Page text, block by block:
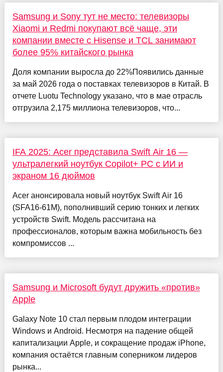
Samsung и Sony тут не место: телевизоры
Xiaomi и Redmi покупают всё чаще, эти
компании вместе с Hisense и TCL занимают
более 95% китайского рынка
Доля компании выросла до 22%Появились данные
за май 2026 года о поставках телевизоров в Китай. В
отчете Luotu Technology указано, что в мае отрасль
отгрузила 2,175 миллиона телевизоров, что...
IFA 2025: Acer представила Swift Air 16 —
ультралегкий ноутбук Copilot+ PC с ИИ и
экраном 16 дюймов
Acer анонсировала новый ноутбук Swift Air 16
(SFA16-61M), пополнивший серию тонких и легких
устройств Swift. Модель рассчитана на
профессионалов, которым важна мобильность без
компромиссов ...
Samsung и Microsoft будут дружить «против»
Apple
Galaxy Note 10 стал первым плодом интеграции
Windows и Android. Несмотря на падение общей
капитализации Apple, и сокращение продаж iPhone,
компания остаётся главным соперником лидеров
рынка...